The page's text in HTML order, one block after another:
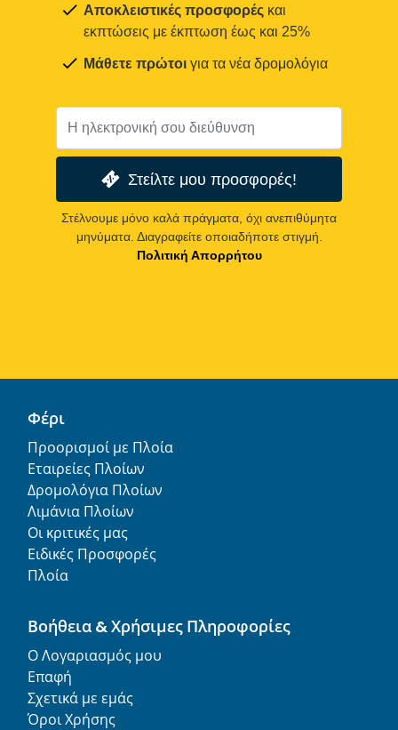
Αποκλειστικές προσφορές και
εκπτώσεις με έκπτωση έως και 25%
Μάθετε πρώτοι για τα νέα δρομολόγια
Στείλτε μου προσφορές!
Στέλνουμε μόνο καλά πράγματα, όχι ανεπιθύμητα
μηνύματα. Διαγραφείτε οποιαδήποτε στιγμή.
Πολιτική Απορρήτου
Φέρι
Προορισμοί με Πλοία
Εταιρείες Πλοίων
Δρομολόγια Πλοίων
Λιμάνια Πλοίων
Οι κριτικές μας
Ειδικές Προσφορές
Πλοία
Βοήθεια & Χρήσιμες Πληροφορίες
Ο Λογαριασμός μου
Επαφή
Σχετικά με εμάς
Όροι Χρήσης